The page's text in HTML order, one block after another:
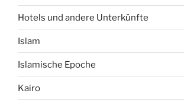
Hotels und andere Unterkünfte
Islam
Islamische Epoche
Kairo